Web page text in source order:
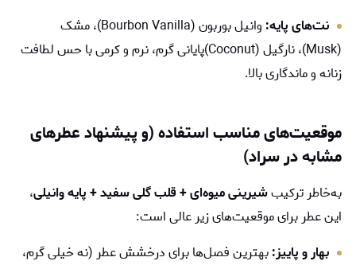
نت‌های پایه:
وانیل بوربون (Bourbon Vanilla)، مشک
(Musk)، نارگیل (Coconut)پایانی گرم، نرم و کرمی با حس لطافت
زنانه و ماندگاری بالا.
موقعیت‌های مناسب استفاده (و پیشنهاد عطرهای
مشابه در سراد)
به‌خاطر ترکیبشیرینی میوه‌ای + قلب گلی سفید + پایه وانیلی،
این عطر برای موقعیت‌های زیر عالی است:
بهار و پاییز:بهترین فصل‌ها برای درخشش عطر (نه خیلی گرم،